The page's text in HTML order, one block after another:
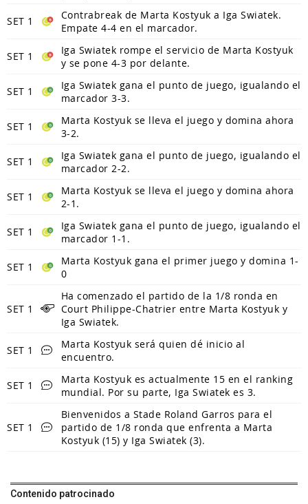
SET 1
Contrabreak de Marta Kostyuk a Iga Swiatek.
Empate 4-4 en el marcador.
SET 1
Iga Swiatek rompe el servicio de Marta Kostyuk
y se pone 4-3 por delante.
SET 1
Iga Swiatek gana el punto de juego, igualando el
marcador 3-3.
SET 1
Marta Kostyuk se lleva el juego y domina ahora
3-2.
SET 1
Iga Swiatek gana el punto de juego, igualando el
marcador 2-2.
SET 1
Marta Kostyuk se lleva el juego y domina ahora
2-1.
SET 1
Iga Swiatek gana el punto de juego, igualando el
marcador 1-1.
SET 1
Marta Kostyuk gana el primer juego y domina 1-
0
SET 1
Ha comenzado el partido de la 1/8 ronda en
Court Philippe-Chatrier entre Marta Kostyuk y
Iga Swiatek.
SET 1
Marta Kostyuk será quien dé inicio al
encuentro.
SET 1
Marta Kostyuk es actualmente 15 en el ranking
mundial. Por su parte, Iga Swiatek es 3.
SET 1
Bienvenidos a Stade Roland Garros para el
partido de 1/8 ronda que enfrenta a Marta
Kostyuk (15) y Iga Swiatek (3).
Contenido patrocinado